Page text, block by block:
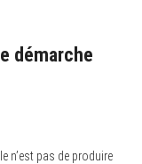
démarche
n’est pas de produire